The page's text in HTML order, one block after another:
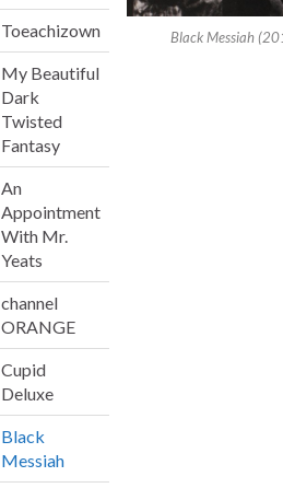
Toeachizown
My Beautiful
Dark
Twisted
Fantasy
An
Appointment
With Mr.
Yeats
channel
ORANGE
Cupid
Deluxe
Black
Messiah
Black Messiah